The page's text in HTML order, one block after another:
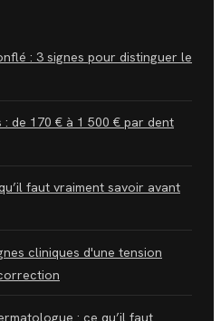
: 3 signes pour distinguer le
de 170 € à 1 500 € par dent
faut vraiment savoir avant
cliniques d'une tension
: ce qu’il faut